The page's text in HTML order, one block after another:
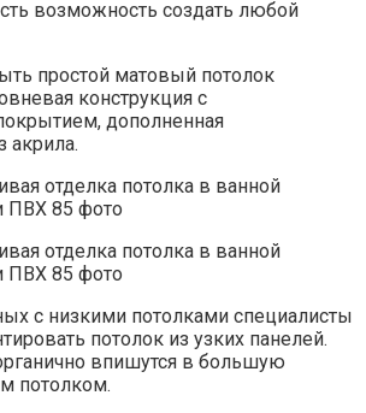
возможность создать любой
простой матовый потолок
конструкция с
дополненная
акрила.
с низкими потолками специалисты
потолок из узких панелей.
впишутся в большую
потолком.